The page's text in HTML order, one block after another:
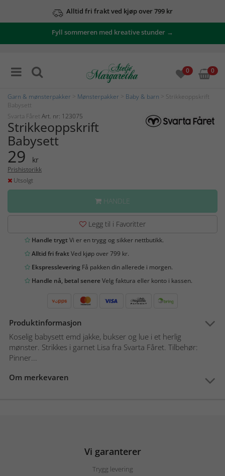
Alltid fri frakt ved kjøp over 799 kr
Fyll sommeren med kreative stunder →
0 0
Garn & mønsterpakker Mønsterpakker Baby & barn > Strikkeoppskrift
Babysett
Svarta Fåret Art. nr: 123075
Strikkeoppskrift
Babysett
29 kr
Prishistorikk
Utsolgt
HANDLE
Legg til i Favoritter
Handle trygtVi er en trygg og sikker nettbutikk.
Alltid fri fraktVed kjøp over 799 kr.
Ekspresslevering Få pakken din allerede i morgen.
Handle nå, betal senereVelg faktura eller konto i kassen.
Produktinformasjon
Koselig babysett emd jakke, bukser og lue i et herlig
mønster. Strikkes i garnet Lisa fra Svarta Fåret. Tilbehør:
Pinner...
Om merkevaren
Vi garanterer
Trygg levering